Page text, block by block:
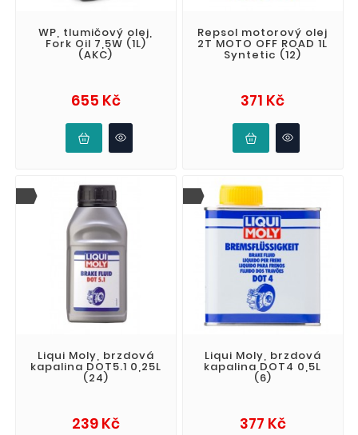
WP, tlumičový olej,
Fork Oil 7,5W (1L)
(AKC)
655 KčCena
Repsol motorový olej
2T MOTO OFF ROAD 1L
Syntetic (12)
371 KčCena
Liqui Moly, brzdová
kapalina DOT5.1 0,25L
(24)
239 KčCena
Liqui Moly, brzdová
kapalina DOT4 0,5L
(6)
377 KčCena